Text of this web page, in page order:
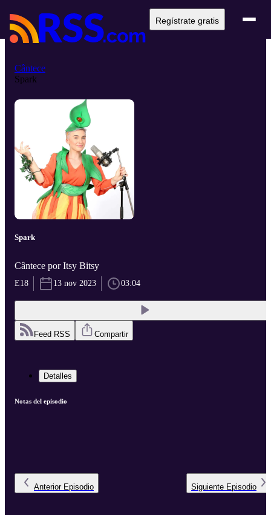
Regístrate gratis
Cântece
Spark
Spark
Cântece por Itsy Bitsy
E18 13 nov 2023 03:04
Feed RSS Compartir
Detalles
Notas del episodio
Anterior Episodio Siguiente Episodio